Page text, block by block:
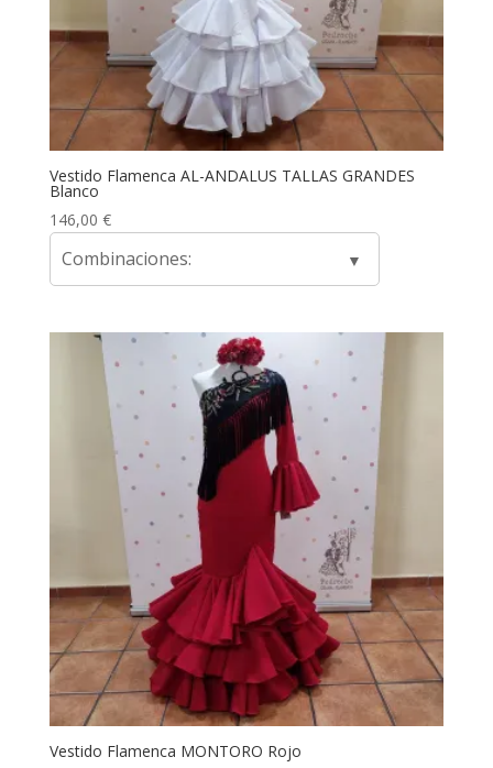
Vestido Flamenca AL-ANDALUS TALLAS GRANDES
Blanco
146,00 €
Combinaciones:
Vestido Flamenca MONTORO Rojo